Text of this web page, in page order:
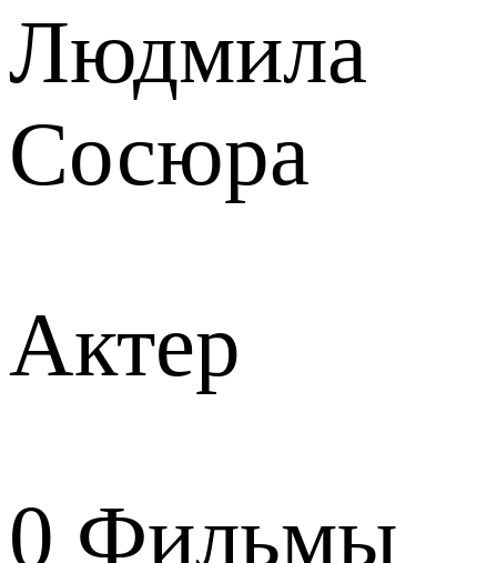
Людмила
Сосюра
Актер
0 Фильмы